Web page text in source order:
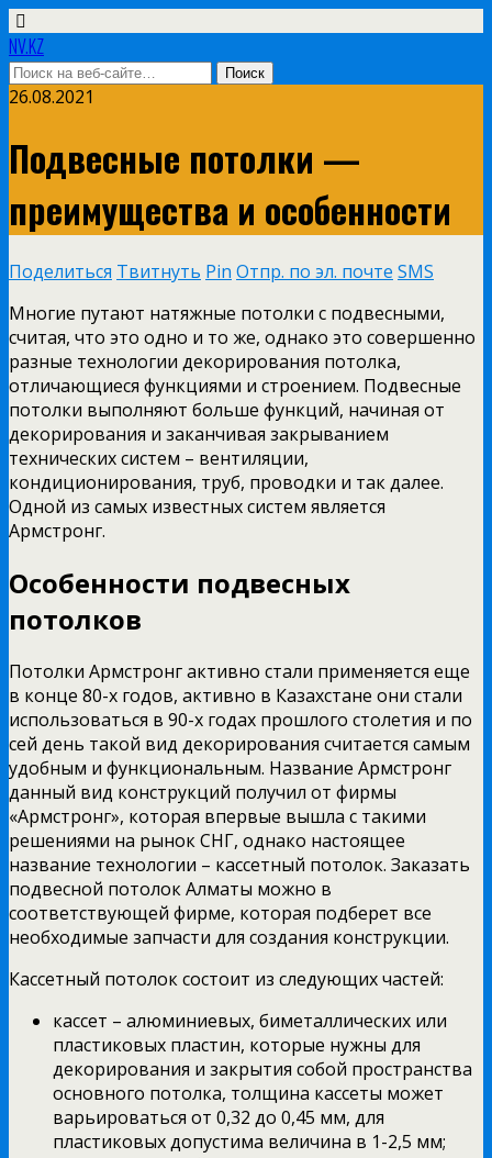
NV.KZ
26.08.2021
Подвесные потолки —
преимущества и особенности
Поделиться Твитнуть Pin Отпр. по эл. почте SMS
Многие путают натяжные потолки с подвесными,
считая, что это одно и то же, однако это совершенно
разные технологии декорирования потолка,
отличающиеся функциями и строением. Подвесные
потолки выполняют больше функций, начиная от
декорирования и заканчивая закрыванием
технических систем – вентиляции,
кондиционирования, труб, проводки и так далее.
Одной из самых известных систем является
Армстронг.
Особенности подвесных
потолков
Потолки Армстронг активно стали применяется еще
в конце 80-х годов, активно в Казахстане они стали
использоваться в 90-х годах прошлого столетия и по
сей день такой вид декорирования считается самым
удобным и функциональным. Название Армстронг
данный вид конструкций получил от фирмы
«Армстронг», которая впервые вышла с такими
решениями на рынок СНГ, однако настоящее
название технологии – кассетный потолок. Заказать
подвесной потолок Алматы можно в
соответствующей фирме, которая подберет все
необходимые запчасти для создания конструкции.
Кассетный потолок состоит из следующих частей:
кассет – алюминиевых, биметаллических или
пластиковых пластин, которые нужны для
декорирования и закрытия собой пространства
основного потолка, толщина кассеты может
варьироваться от 0,32 до 0,45 мм, для
пластиковых допустима величина в 1-2,5 мм;